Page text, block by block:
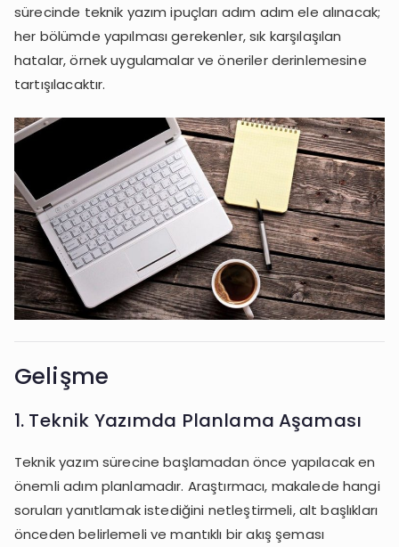
sürecinde teknik yazım ipuçları adım adım ele alınacak;
her bölümde yapılması gerekenler, sık karşılaşılan
hatalar, örnek uygulamalar ve öneriler derinlemesine
tartışılacaktır.
Gelişme
1. Teknik Yazımda Planlama Aşaması
Teknik yazım sürecine başlamadan önce yapılacak en
önemli adım planlamadır. Araştırmacı, makalede hangi
soruları yanıtlamak istediğini netleştirmeli, alt başlıkları
önceden belirlemeli ve mantıklı bir akış şeması